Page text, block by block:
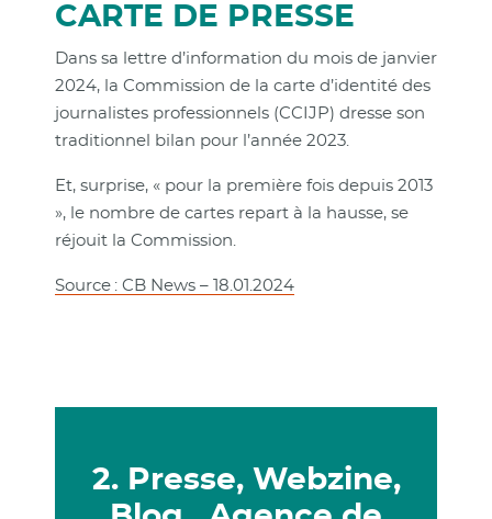
CARTE DE PRESSE
Dans sa lettre d’information du mois de janvier
2024, la Commission de la carte d’identité des
journalistes professionnels (CCIJP) dresse son
traditionnel bilan pour l’année 2023.
Et, surprise, « pour la première fois depuis 2013
», le nombre de cartes repart à la hausse, se
réjouit la Commission.
Source : CB News – 18.01.2024
2. Presse, Webzine,